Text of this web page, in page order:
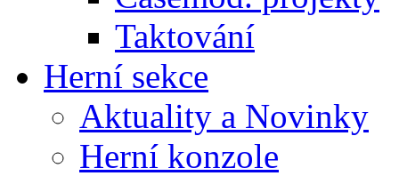
Taktování
Herní sekce
Aktuality a Novinky
Herní konzole